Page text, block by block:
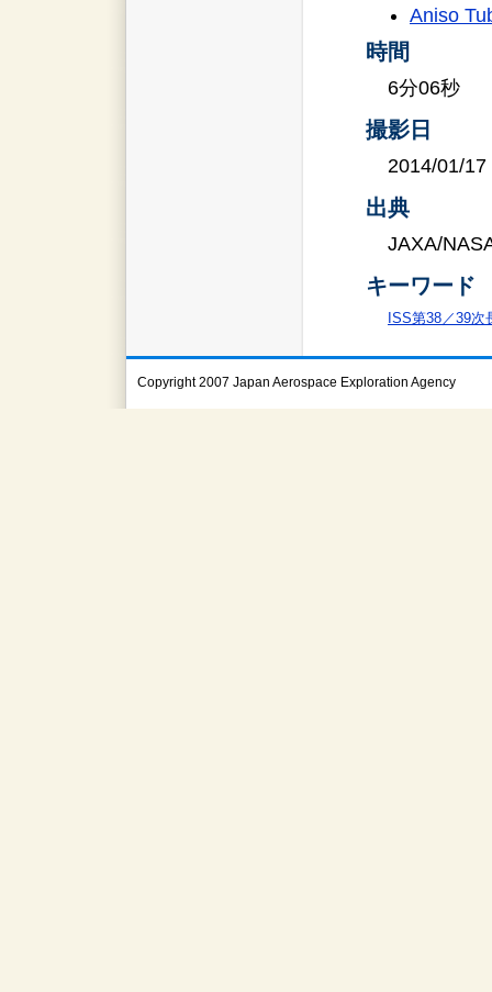
Aniso
時間
6分06秒
撮影日
2014/01/17
出典
JAXA/
キーワード
ISS第38／39次
Copyright 2007 Japan Aerospace Exploration Agency